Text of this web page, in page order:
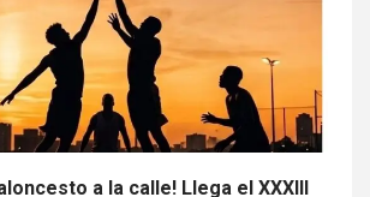
a la calle! Llega el XXXIII